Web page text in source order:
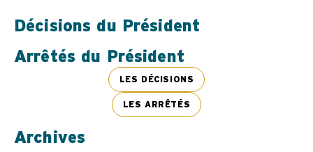
Décisions du Président
Arrêtés du Président
LES DÉCISIONS
LES ARRÊTÉS
Archives